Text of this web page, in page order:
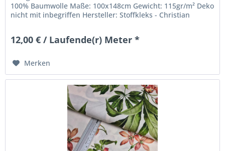
100% Baumwolle Maße: 100x148cm Gewicht: 115gr/m² Deko
nicht mit inbegriffen Hersteller: Stoffkleks - Christian
12,00 € / Laufende(r) Meter *
Merken